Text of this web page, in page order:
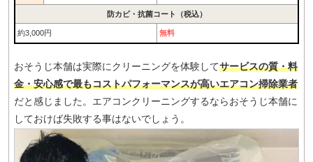
防カビ・抗菌コート（税込）
約3,000円 無料
おそうじ本舗は実際にクリーニングを体験してサービスの質・料
金・安心感で最もコストパフォーマンスが高いエアコン掃除業者
だと感じました。エアコンクリーニングするならおそうじ本舗に
しておけば失敗する事はないでしょう。